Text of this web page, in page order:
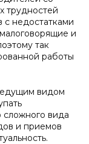
трудностей
с недостатками
и
так
работы
видом
сложного вида
и приемов